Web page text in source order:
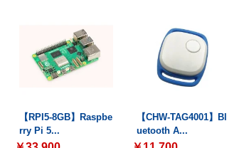
【RPI5-8GB】Raspbe
rry Pi 5...
【CHW-TAG4001】Bl
uetooth A...